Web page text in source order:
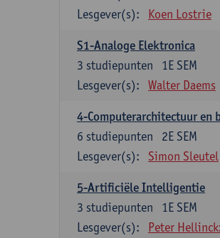
Lesgever(s):
Koen Lostrie
S1-Analoge Elektronica
1E SEM
3 studiepunten
Lesgever(s):
Walter Daems
4-Computerarchitectuur en
2E SEM
6 studiepunten
Lesgever(s):
Simon Sleutel
5-Artificiële Intelligentie
1E SEM
3 studiepunten
Lesgever(s):
Peter